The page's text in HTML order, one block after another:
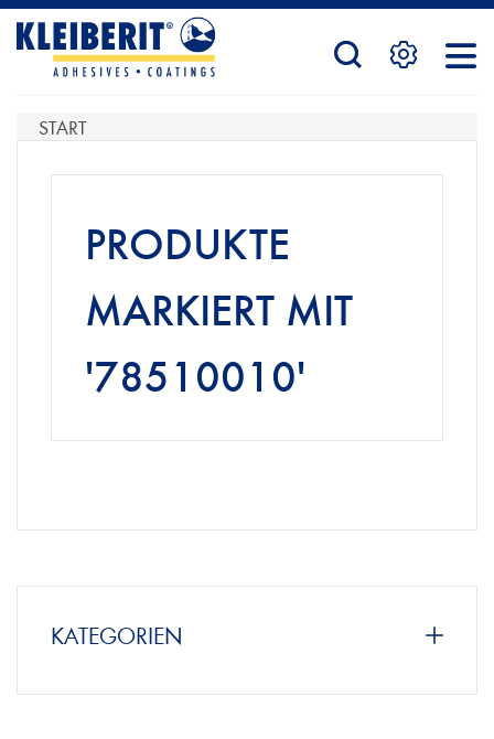
STARTSEITE
PRODUKTE
KONTAKTFORMULAR
HÄNDLERSUCHE
START
PRODUKTE
MARKIERT MIT
'78510010'
KATEGORIEN